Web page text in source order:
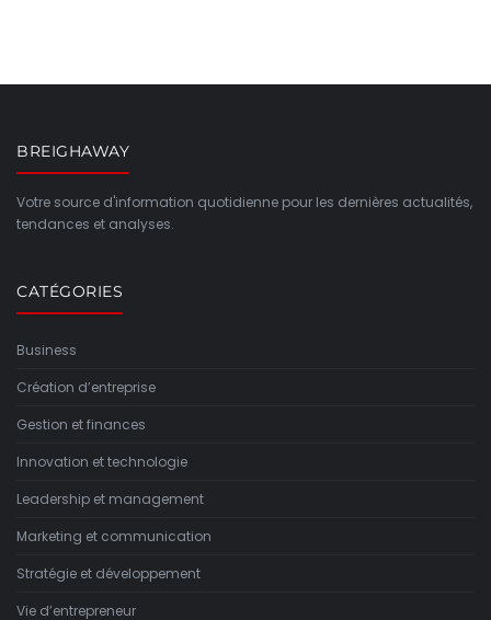
BREIGHAWAY
Votre source d'information quotidienne pour les dernières actualités,
tendances et analyses.
CATÉGORIES
Business
Création d’entreprise
Gestion et finances
Innovation et technologie
Leadership et management
Marketing et communication
Stratégie et développement
Vie d’entrepreneur